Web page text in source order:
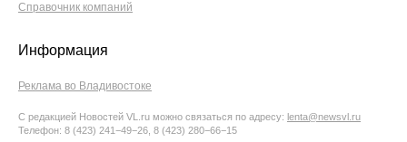
Справочник компаний
Информация
Реклама во Владивостоке
С редакцией Новостей VL.ru можно связаться по адресу: lenta@newsvl.ru
Телефон: 8 (423) 241−49−26, 8 (423) 280−66−15